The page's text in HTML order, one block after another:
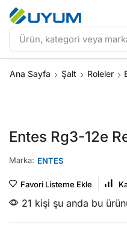
Ürün, kategori veya
Ana Sayfa Şalt Roleler
Entes Rg3-12e
Marka: ENTES
Favori Listeme Ekle
21 kişi şu anda bu